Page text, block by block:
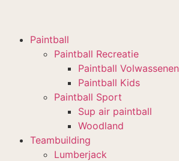
Paintball
Paintball Recreatie
Paintball Volwassenen
Paintball Kids
Paintball Sport
Sup air paintball
Woodland
Teambuilding
Lumberjack